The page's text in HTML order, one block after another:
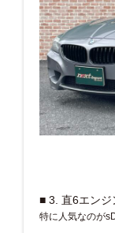
■ 3. 直6エンジ
特に人気なのが